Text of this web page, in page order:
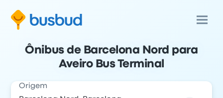
Ônibus de Barcelona Nord para
Aveiro Bus Terminal
Origem